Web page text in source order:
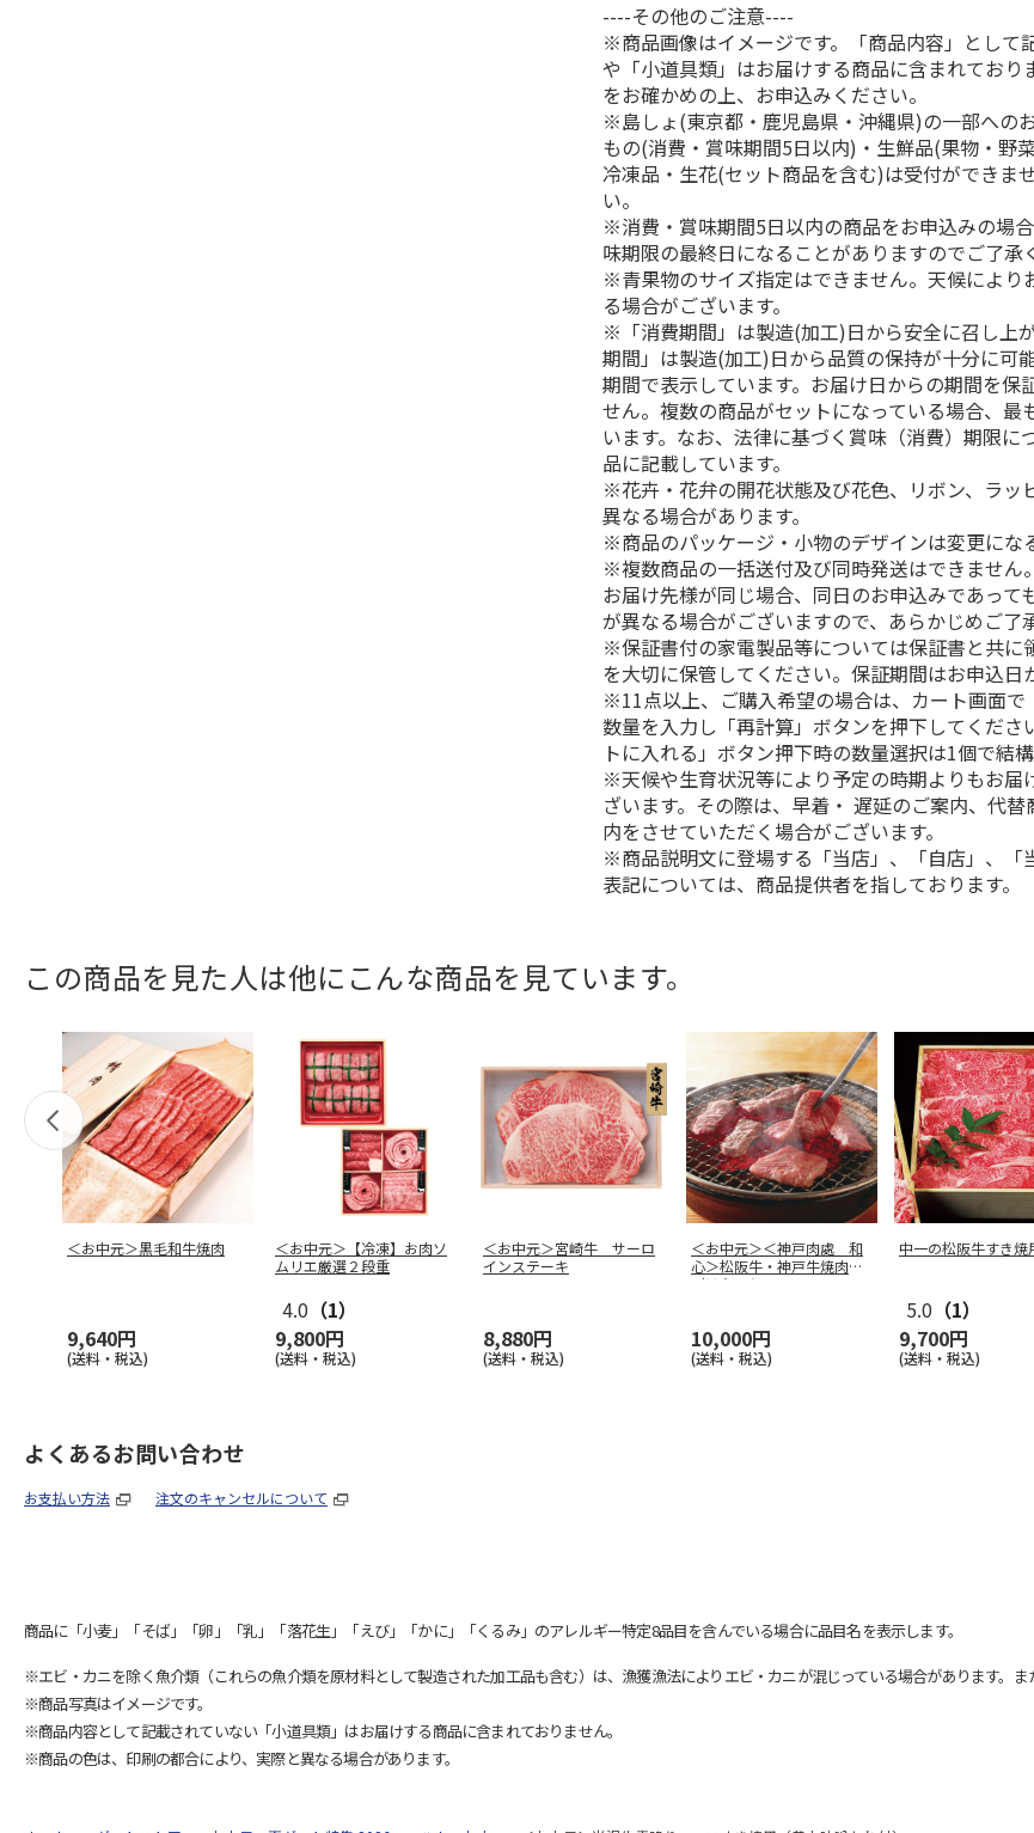
----その他のご注意----
※商品画像はイメージです。「商品内容」として
や「小道具類」はお届けする商品に含まれており
をお確かめの上、お申込みください。
※島しょ(東京都・鹿児島県・沖縄県)の一部への
もの(消費・賞味期間5日以内)・生鮮品(果物・野
冷凍品・生花(セット商品を含む)は受付ができま
い。
※消費・賞味期間5日以内の商品をお申込みの場
味期限の最終日になることがありますのでご了承
※青果物のサイズ指定はできません。天候により
る場合がございます。
※「消費期間」は製造(加工)日から安全に召し上
期間」は製造(加工)日から品質の保持が十分に可
期間で表示しています。お届け日からの期間を保
せん。複数の商品がセットになっている場合、最
います。なお、法律に基づく賞味（消費）期限に
品に記載しています。
※花卉・花弁の開花状態及び花色、リボン、ラッ
異なる場合があります。
※商品のパッケージ・小物のデザインは変更にな
※複数商品の一括送付及び同時発送はできません
お届け先様が同じ場合、同日のお申込みであって
が異なる場合がございますので、あらかじめご了
※保証書付の家電製品等については保証書と共に
を大切に保管してください。保証期間はお申込日
※11点以上、ご購入希望の場合は、カート画面で
数量を入力し「再計算」ボタンを押下してくださ
トに入れる」ボタン押下時の数量選択は1個で結構
※天候や生育状況等により予定の時期よりもお届
ざいます。その際は、早着・ 遅延のご案内、代
内をさせていただく場合がございます。
※商品説明文に登場する「当店」、「自店」、「
表記については、商品提供者を指しております。
この商品を見た人は他にこんな商品を見ています。
＜お中元＞黒毛和牛焼肉
9,640円
(送料・税込)
＜お中元＞【冷凍】お肉ソ
ムリエ厳選２段重
4.0 （1）
9,800円
(送料・税込)
＜お中元＞宮崎牛 サーロ
インステーキ
8,880円
(送料・税込)
＜お中元＞＜神戸肉處 和
心＞松阪牛・神戸牛焼肉用
（はなもり
10,000円
(送料・税込)
中一の松阪牛すき
5.0 （1）
9,700円
(送料・税込)
よくあるお問い合わせ
お支払い方法 注文のキャンセルについて
商品に「小麦」「そば」「卵」「乳」「落花生」「えび」「かに」「くるみ」のアレルギー特定8品目を含んでいる場合に品目名を表示します。
※エビ・カニを除く魚介類（これらの魚介類を原材料として製造された加工品も含む）は、漁獲漁法によりエビ・カニが混じっている場合があります。
※商品写真はイメージです。
※商品内容として記載されていない「小道具類」はお届けする商品に含まれておりません。
※商品の色は、印刷の都合により、実際と異なる場合があります。